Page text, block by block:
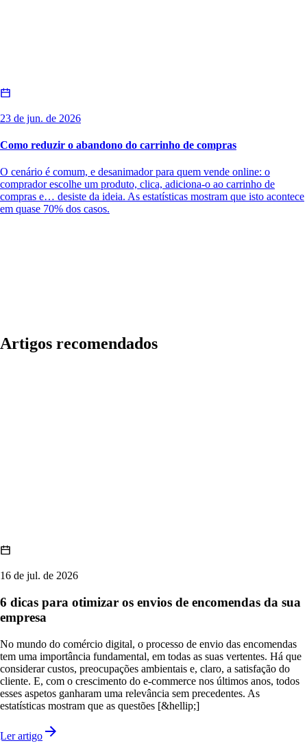
23 de jun. de 2026
Como reduzir o abandono do carrinho de compras
O cenário é comum, e desanimador para quem vende online: o
comprador escolhe um produto, clica, adiciona-o ao carrinho de
compras e… desiste da ideia. As estatísticas mostram que isto acontece
em quase 70% dos casos.
Artigos recomendados
16 de jul. de 2026
6 dicas para otimizar os envios de encomendas da sua
empresa
No mundo do comércio digital, o processo de envio das encomendas
tem uma importância fundamental, em todas as suas vertentes. Há que
considerar custos, preocupações ambientais e, claro, a satisfação do
cliente. E, com o crescimento do e-commerce nos últimos anos, todos
esses aspetos ganharam uma relevância sem precedentes. As
estatísticas mostram que as questões [&hellip;]
Ler artigo